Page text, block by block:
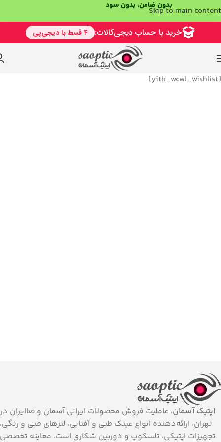
بدون ضامن، بدون سودSkip to main content
[yith_wcwl_wishlist]
اپتیک آسمان، عاملیت فروش محصولات ایرانی آسمان و صاایران در
تهران، ارائه‌دهنده انواع عینک طبی و آفتابی، لنزهای طبی و رنگی،
تجهیزات اپتیکی، تلسکوپ و دوربین شکاری است. معاینه تخصصی